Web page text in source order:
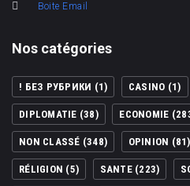
Boite Email
Nos catégories
! БЕЗ РУБРИКИ (1) CASINO (1)
DIPLOMATIE (38) ECONOMIE
NON CLASSÉ (348) OPINION (81)
RÉLIGION (5) SANTE(223)